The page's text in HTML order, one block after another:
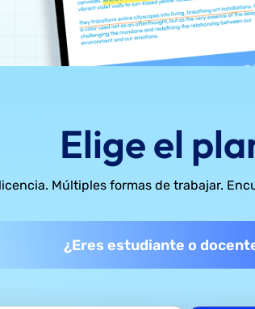
Elige el
Múltiples formas de trabajar.
¿Eres estudiante o